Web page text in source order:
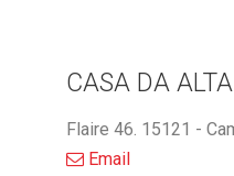
CASA DA ALTA
Flaire 46. 15121 -
Email